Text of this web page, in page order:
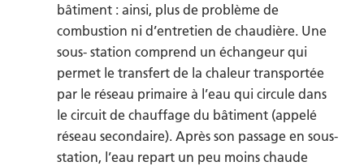
bâtiment : ainsi, plus de problème de
combustion ni d’entretien de chaudière. Une
sous- station comprend un échangeur qui
permet le transfert de la chaleur transportée
par le réseau primaire à l’eau qui circule dans
le circuit de chauffage du bâtiment (appelé
réseau secondaire). Après son passage en sous-
station, l’eau repart un peu moins chaude